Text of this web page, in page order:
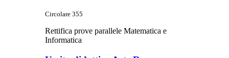
Circolare 355
Rettifica prove parallele Matematica e
Informatica